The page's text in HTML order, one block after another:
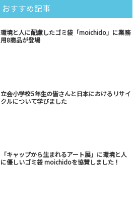
おすすめ記事
環境と人に配慮したゴミ袋「moichido」に業務
用8商品が登場
立会小学校5年生の皆さんと日本におけるリサイ
クルについて学びました
「キャップから生まれるアート展」に環境と人
に優しいゴミ袋 moichidoを協賛しました！